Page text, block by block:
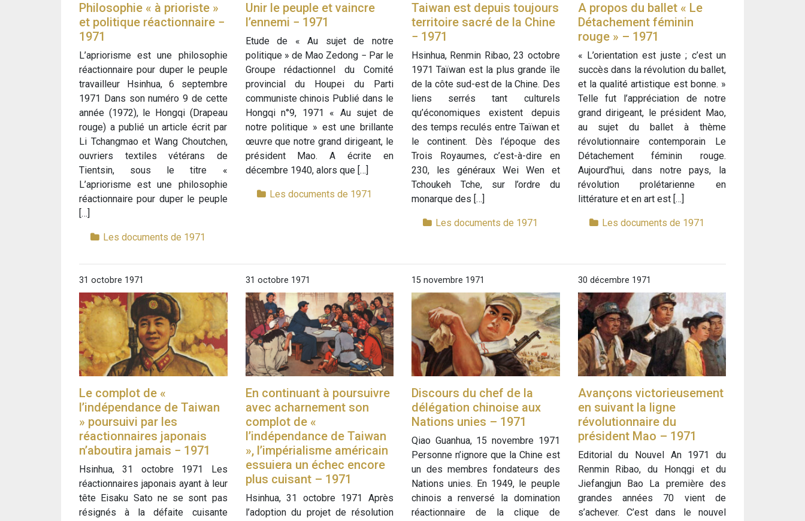
Philosophie « à prioriste »
et politique réactionnaire −
1971
L’apriorisme est une philosophie
réactionnaire pour duper le peuple
travailleur Hsinhua, 6 septembre
1971 Dans son numéro 9 de cette
année (1972), le Hongqi (Drapeau
rouge) a publié un article écrit par
Li Tchang­mao et Wang Chou­tchen,
ouvriers textiles vétérans de
Tientsin, sous le titre «
L’apriorisme est une philosophie
réactionnaire pour duper le peuple
[…]
Les documents de 1971
Unir le peuple et vaincre
l’ennemi − 1971
Etude de « Au sujet de notre
politique » de Mao Zedong − Par le
Groupe rédactionnel du Comité
provincial du Houpei du Parti
communiste chinois Publié dans le
Hongqi n°9, 1971 « Au sujet de
notre politique » est une brillante
œuvre que notre grand dirigeant, le
président Mao. A écrite en
décembre 1940, alors que […]
Les documents de 1971
Taiwan est depuis toujours
territoire sacré de la Chine
− 1971
Hsinhua, Renmin Ribao, 23 octobre
1971 Taïwan est la plus grande île
de la côte sud-est de la Chine. Des
liens serrés tant culturels
qu’économiques existent depuis
des temps reculés entre Taïwan et
le continent. Dès l’époque des
Trois Royaumes, c’est-à-­dire en
230, les généraux Wei Wen et
Tchoukeh Tche, sur l’ordre du
monarque des […]
Les documents de 1971
A propos du ballet « Le
Détachement féminin
rouge » – 1971
« L’orientation est juste ; c’est un
succès dans la révolution du ballet,
et la qualité artistique est bonne. »
Telle fut l’appréciation de notre
grand dirigeant, le président Mao,
au sujet du ballet à thème
révolutionnaire contemporain Le
Détachement féminin rouge.
Aujourd’hui, dans notre pays, la
révolution prolétarienne en
littérature et en art est […]
Les documents de 1971
31 octobre 1971
Le complot de «
l’indépendance de Taiwan
» poursuivi par les
réactionnaires japonais
n’aboutira jamais − 1971
Hsinhua, 31 octobre 1971 Les
réactionnaires japonais ayant à leur
tête Eisaku Sato ne se sont pas
résignés à la défaite cuisante
31 octobre 1971
En continuant à poursuivre
avec acharnement son
complot de «
l’indépendance de Taiwan
», l’impérialisme américain
essuiera un échec encore
plus cuisant – 1971
Hsinhua, 31 octobre 1971 Après
l’adoption du projet de résolution
15 novembre 1971
Discours du chef de la
délégation chinoise aux
Nations unies – 1971
Qiao Guanhua, 15 novembre 1971
Personne n’ignore que la Chine est
un des membres fondateurs des
Nations unies. En 1949, le peuple
chinois a renversé la domination
réactionnaire de la clique de
30 décembre 1971
Avançons victorieusement
en suivant la ligne
révolutionnaire du
président Mao – 1971
Editorial du Nouvel An 1971 du
Renmin Ribao, du Honqgi et du
Jiefangjun Bao La première des
grandes années 70 vient de
s’achever. C’est dans le nouvel